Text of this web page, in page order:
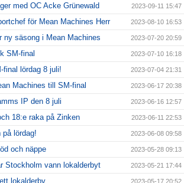
med OC Acke Grünewald 2023-09-11 15:47
för Mean Machines Herr 2023-08-10 16:53
ny säsong i Mean Machines 2023-07-20 20:59
SM-final 2023-07-10 16:18
final lördag 8 juli! 2023-07-04 21:31
Machines till SM-final 2023-06-17 20:38
IP den 8 juli 2023-06-16 12:57
18:e raka på Zinken 2023-06-11 22:53
lördag! 2023-06-08 09:58
och näppe 2023-05-28 09:13
Stockholm vann lokalderbyt 2023-05-21 17:44
lokalderby 2023-05-17 20:52